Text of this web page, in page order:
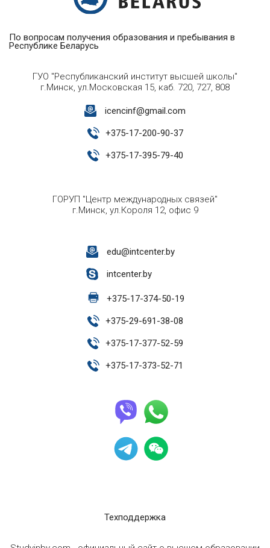
По вопросам получения образования и пребывания в
Республике Беларусь
ГУО "Республиканский институт высшей школы"
г.Минск, ул.Московская 15, каб. 720, 727, 808
icencinf@gmail.com
+375-17-200-90-37
+375-17-395-79-40
ГОРУП "Центр международных связей"
г.Минск, ул.Короля 12, офис 9
edu@intcenter.by
intcenter.by
+375-17-374-50-19
+375-29-691-38-08
+375-17-377-52-59
+375-17-373-52-71
Техподдержка